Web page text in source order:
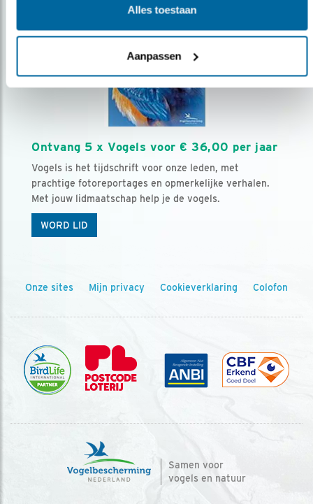
Alles toestaan
Aanpassen
Ontvang 5 x Vogels voor € 36,00 per jaar
Vogels is het tijdschrift voor onze leden, met
prachtige fotoreportages en opmerkelijke verhalen.
Met jouw lidmaatschap help je de vogels.
WORD LID
Onze sites Mijn privacy Cookieverklaring Colofon
Samen voor
vogels en natuur